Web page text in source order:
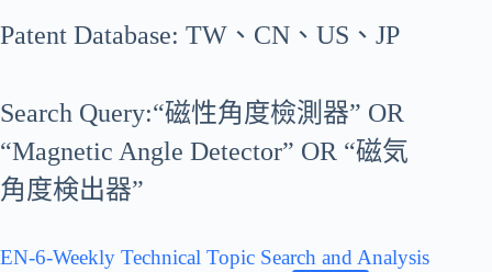
Patent Database: TW、CN、US、JP
Search Query:“磁性角度檢測器” OR
“Magnetic Angle Detector” OR “磁気
角度検出器”
EN-6-Weekly Technical Topic Search and Analysis